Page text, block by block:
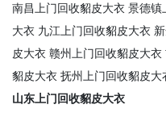
南昌上门回收貂皮大衣 景德镇
大衣 九江上门回收貂皮大衣
皮大衣 赣州上门回收貂皮大衣
貂皮大衣 抚州上门回收貂皮大
山东上门回收貂皮大衣